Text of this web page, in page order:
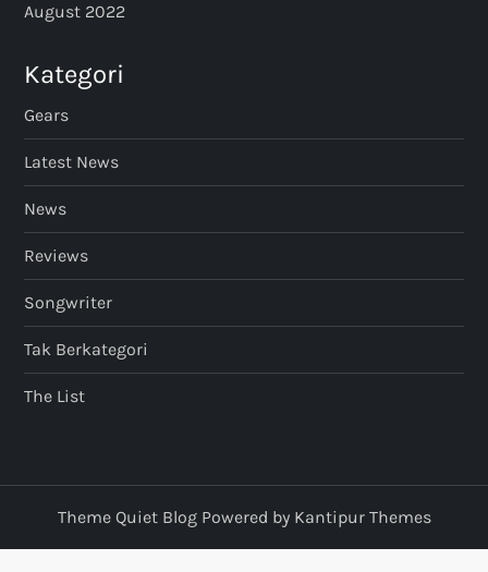
August 2022
Kategori
Gears
Latest News
News
Reviews
Songwriter
Tak Berkategori
The List
Theme Quiet Blog Powered by Kantipur Themes